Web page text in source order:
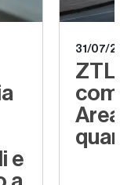
e
31/07/
ZTL